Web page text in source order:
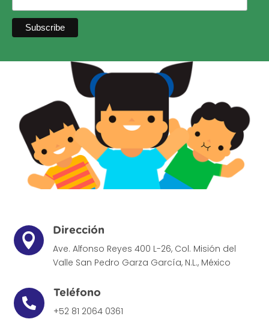

Dirección
Ave. Alfonso Reyes 400 L-26, Col. Misión del
Valle San Pedro Garza García, N.L., México

Teléfono
+52 81 2064 0361